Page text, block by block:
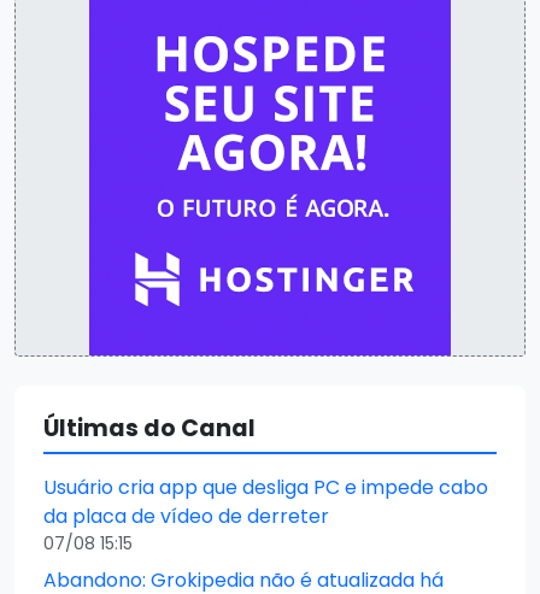
Últimas do Canal
Usuário cria app que desliga PC e impede cabo
da placa de vídeo de derreter
07/08 15:15
Abandono: Grokipedia não é atualizada há